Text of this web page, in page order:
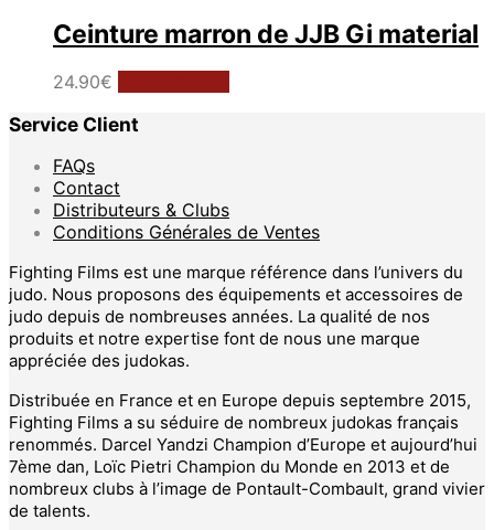
Ceinture marron de JJB Gi material
24.90€
options
peuvent
choisies
sur
la
page
produit
Service Client
FAQs
Contact
Distributeurs & Clubs
Conditions Générales de Ventes
Fighting Films est une marque référence dans l’univers du
judo. Nous proposons des équipements et accessoires de
judo depuis de nombreuses années. La qualité de nos
produits et notre expertise font de nous une marque
appréciée des judokas.
Distribuée en France et en Europe depuis septembre 2015,
Fighting Films a su séduire de nombreux judokas français
renommés. Darcel Yandzi Champion d’Europe et aujourd’hui
7ème dan, Loïc Pietri Champion du Monde en 2013 et de
nombreux clubs à l’image de Pontault-Combault, grand vivier
de talents.